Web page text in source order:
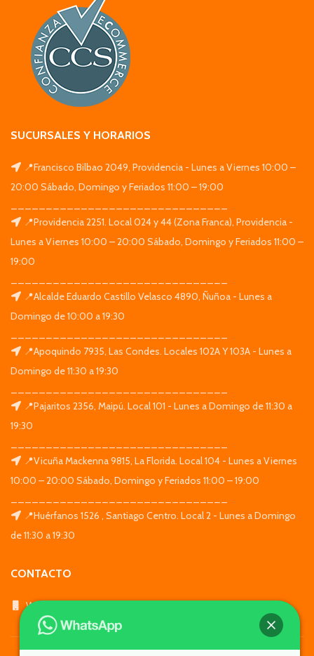
SUCURSALES Y HORARIOS
📍Francisco Bilbao 2049, Providencia - Lunes a Viernes 10:00 –
20:00 Sábado, Domingo y Feriados 11:00 – 19:00
📍Providencia 2251. Local 024 y 44 (Zona Franca), Providencia -
Lunes a Viernes 10:00 – 20:00 Sábado, Domingo y Feriados 11:00 –
19:00
📍Alcalde Eduardo Castillo Velasco 4890, Ñuñoa - Lunes a
Domingo de 10:00 a 19:30
📍Apoquindo 7935, Las Condes. Locales 102A Y 103A - Lunes a
Domingo de 11:30 a 19:30
📍Pajaritos 2356, Maipú. Local 101 - Lunes a Domingo de 11:30 a
19:30
📍Vicuña Mackenna 9815, La Florida. Local 104 - Lunes a Viernes
10:00 – 20:00 Sábado, Domingo y Feriados 11:00 – 19:00
📍Huérfanos 1526 , Santiago Centro. Local 2 - Lunes a Domingo
de 11:30 a 19:30
CONTACTO
WhatsApp: +569 7564 4676